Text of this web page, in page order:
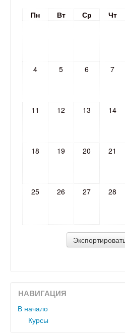
Пн Вт Ср Чт
4 5 6 7
11 12 13 14
18 19 20 21
25 26 27 28
НАВИГАЦИЯ
В начало
Курсы